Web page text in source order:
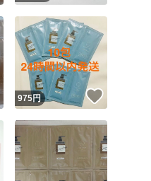
いいね！
975円